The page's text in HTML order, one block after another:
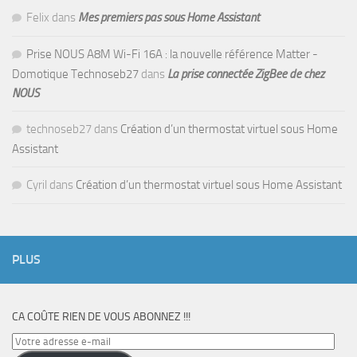
Felix dans Mes premiers pas sous Home Assistant
Prise NOUS A8M Wi-Fi 16A : la nouvelle référence Matter -
Domotique Technoseb27 dans La prise connectée ZigBee de chez
NOUS
technoseb27 dans Création d’un thermostat virtuel sous Home
Assistant
Cyril dans Création d’un thermostat virtuel sous Home Assistant
PLUS
CA COÛTE RIEN DE VOUS ABONNEZ !!!
Votre